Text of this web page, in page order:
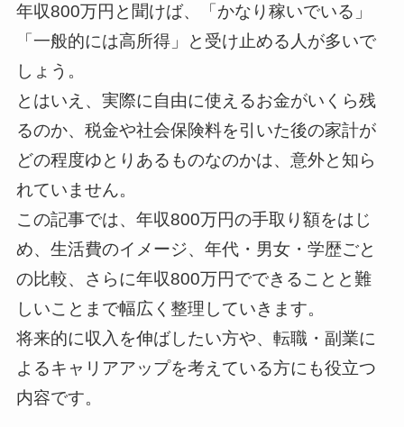
年収800万円と聞けば、「かなり稼いでいる」
「一般的には高所得」と受け止める人が多いで
しょう。
とはいえ、実際に自由に使えるお金がいくら残
るのか、税金や社会保険料を引いた後の家計が
どの程度ゆとりあるものなのかは、意外と知ら
れていません。
この記事では、年収800万円の手取り額をはじ
め、生活費のイメージ、年代・男女・学歴ごと
の比較、さらに年収800万円でできることと難
しいことまで幅広く整理していきます。
将来的に収入を伸ばしたい方や、転職・副業に
よるキャリアアップを考えている方にも役立つ
内容です。